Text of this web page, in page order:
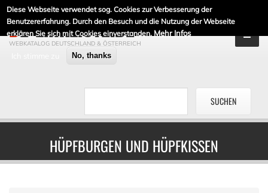
Diese Webseite verwendet sog. Cookies zur Verbesserung der
Benutzererfahrung. Durch den Besuch und die Nutzung der Webseite
erklären Sie sich mit Cookies einverstanden. Mehr Infos
No, thanks
DE-LINKLISTE.DE
WEBKATALOG DEUTSCHLAND & ÖSTERREICH
HÜPFBURGEN UND HÜPFKISSEN